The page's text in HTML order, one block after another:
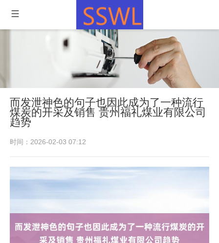
而发泄神色的句子也因此成为了一种流行
煤炭的开采及销售 贵州福礼煤业有限公司
趋势
时间：2026-02-03 07:12